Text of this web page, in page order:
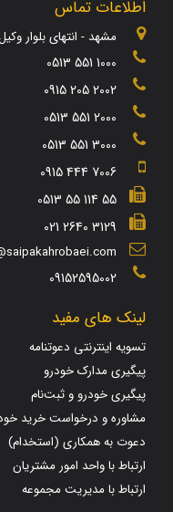
اطلاعات تماس
مشهد - انتهای بلوار
0513 551 1000
0915 205 2002
0513 551 2000
0513 551 3000
0915 444 7006
0513 55 114 55
021 2640 3129
09152595002
لینک های مفید
تسویه اینترنتی دعوتنامه
پیگیری مدارک خودرو
پیگیری خودرو و ثبت‌نام
مشاوره و درخواست خرید
دعوت به همکاری (استخدام)
ارتباط با واحد امور مشتریان
ارتباط با مدیریت مجموعه